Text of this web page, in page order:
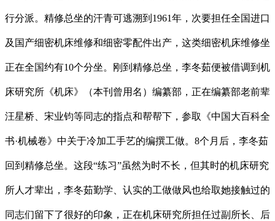
行分派。精修总坐的汗青可逃溯到1961年，次要担任全国进口
及国产细密机床维修和细密零配件出产，这类细密机床维修坐
正在全国约有10个分坐。刚到精修总坐，李冬茹便被借调到机
床研究所《机床》（本刊曾用名）编纂部，正在编纂部老前辈
汪星桥、宋业钧等同志的指点和帮帮下，参取《中国大百科全
书·机械卷》中关于冷加工手艺的编撰工做。8个月后，李冬茹
回到精修总坐。这段“练习”虽然为时不长，但其时的机床研究
所人才辈出，李冬茹勤学、认实的工做做风也给取她接触过的
同志们留下了很好的印象，正在机床研究所担任过副所长、后